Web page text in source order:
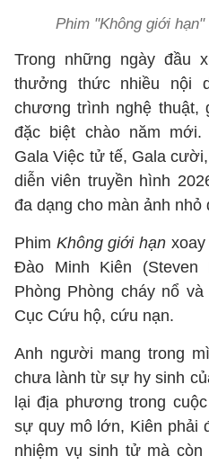
Phim "Không giới
Trong những ngày đầu
thưởng thức nhiều nội
chương trình nghệ thuật,
đặc biệt chào năm
Gala Việc tử tế, Gala
diễn viên truyền hình
đa dạng cho màn ảnh nhỏ
Phim Không giới hạn
Đào Minh Kiên (Steven
Phòng Phòng cháy nổ
Cục Cứu hộ, cứu nạn.
Anh người mang trong
chưa lành từ sự hy sinh
lại địa phương trong
sự quy mô lớn, Kiên phải
nhiệm vụ sinh tử mà